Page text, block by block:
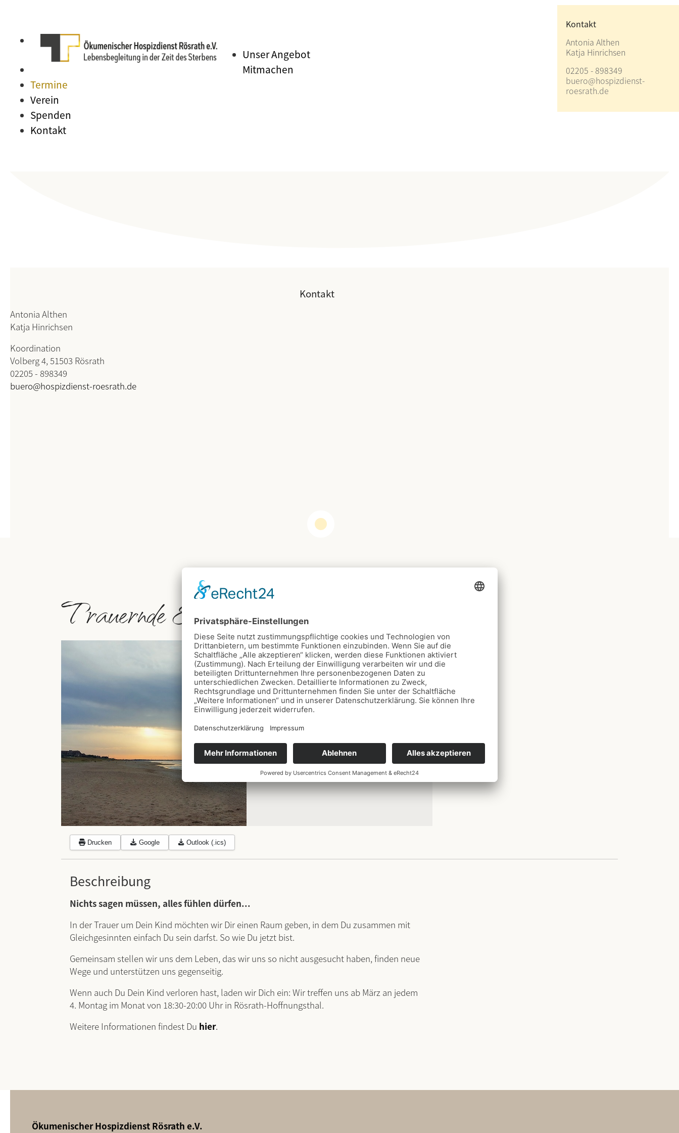
Unser Angebot
Mitmachen
Termine
Verein
Spenden
Kontakt
Kontakt
Antonia Althen
Katja Hinrichsen
02205 - 898349
buero@hospizdienst-
roesrath.de
Kontakt
Antonia Althen
Katja Hinrichsen
Koordination
Volberg 4, 51503 Rösrath
02205 - 898349
buero@hospizdienst-roesrath.de
Trauernde Eltern
Kalender
Trauernde Eltern
Datum
27.07.202618:30-20:00
Ort
Baumhofshaus
Drucken Google Outlook (.ics)
Beschreibung
Nichts sagen müssen, alles fühlen dürfen...
In der Trauer um Dein Kind möchten wir Dir einen Raum geben, in dem Du zusammen mit
Gleichgesinnten einfach Du sein darfst. So wie Du jetzt bist.
Gemeinsam stellen wir uns dem Leben, das wir uns so nicht ausgesucht haben, finden neue
Wege und unterstützen uns gegenseitig.
Wenn auch Du Dein Kind verloren hast, laden wir Dich ein: Wir treffen uns ab März an jedem
4. Montag im Monat von 18:30-20:00 Uhr in Rösrath-Hoffnungsthal.
Weitere Informationen findest Du hier.
Ökumenischer Hospizdienst Rösrath e.V.